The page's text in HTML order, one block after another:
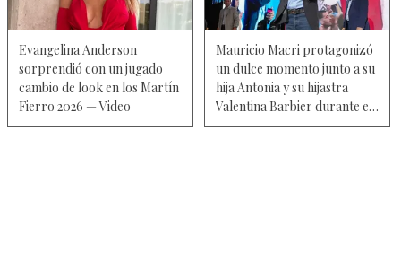
Evangelina Anderson
sorprendió con un jugado
cambio de look en los Martín
Fierro 2026 — Video
Mauricio Macri protagonizó
un dulce momento junto a su
hija Antonia y su hijastra
Valentina Barbier durante el
estreno del musical